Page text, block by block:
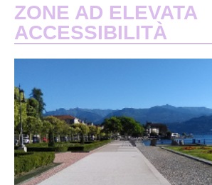
ZONE AD ELEVATA
ACCESSIBILITÀ